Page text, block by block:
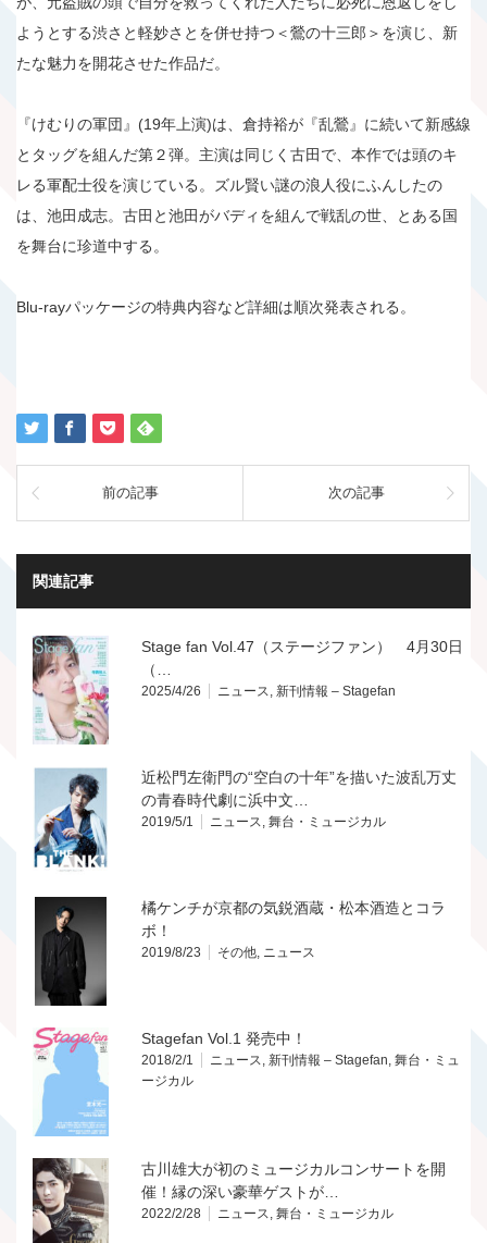
ようとする渋さと軽妙さとを併せ持つ＜鶯の十三郎＞を演じ、新
たな魅力を開花させた作品だ。
『けむりの軍団』(19年上演)は、倉持裕が『乱鶯』に続いて新感線
とタッグを組んだ第２弾。主演は同じく古田で、本作では頭のキ
レる軍配士役を演じている。ズル賢い謎の浪人役にふんしたの
は、池田成志。古田と池田がバディを組んで戦乱の世、とある国
を舞台に珍道中する。
Blu-rayパッケージの特典内容など詳細は順次発表される。
前の記事 次の記事
関連記事
Stage fan Vol.47（ステージファン） 4月30日
（…
2025/4/26 ニュース, 新刊情報 – Stagefan
近松門左衛門の“空白の十年”を描いた波乱万丈
の青春時代劇に浜中文…
2019/5/1 ニュース, 舞台・ミュージカル
橘ケンチが京都の気鋭酒蔵・松本酒造とコラ
ボ！
2019/8/23 その他, ニュース
Stagefan Vol.1 発売中！
2018/2/1 ニュース, 新刊情報 – Stagefan, 舞台・ミュ
ージカル
古川雄大が初のミュージカルコンサートを開
催！縁の深い豪華ゲストが…
2022/2/28 ニュース, 舞台・ミュージカル